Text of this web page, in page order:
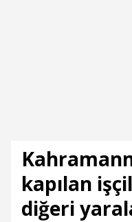
kapılan
diğeri